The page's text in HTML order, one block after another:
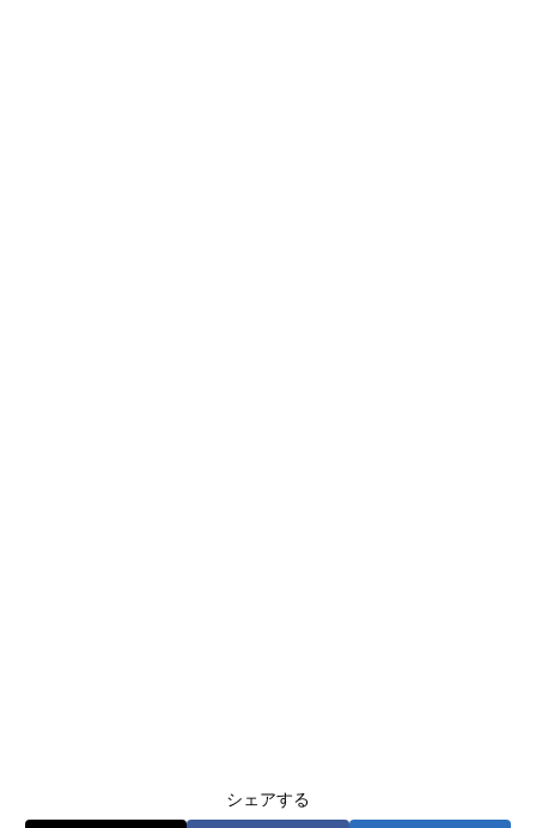
シェアする